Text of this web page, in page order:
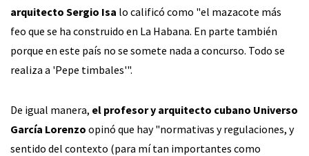
arquitecto Sergio Isa lo calificó como "el mazacote más
feo que se ha construido en La Habana. En parte también
porque en este país no se somete nada a concurso. Todo se
realiza a 'Pepe timbales'".
De igual manera, el profesor y arquitecto cubano Universo
García Lorenzo opinó que hay "normativas y regulaciones, y
sentido del contexto (para mí tan importantes como